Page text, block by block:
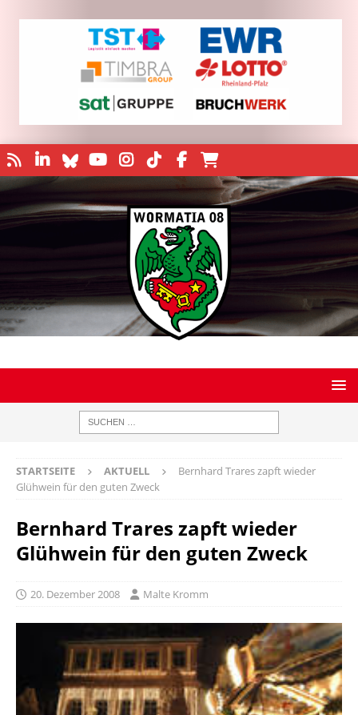
STARTSEITE AKTUELL
Bernhard Trares zapft wieder
Glühwein für den guten Zweck
Bernhard Trares zapft wieder
Glühwein für den guten Zweck
20. Dezember 2008 Malte Kromm